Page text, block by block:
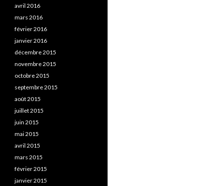
avril 2016
mars 2016
février 2016
janvier 2016
décembre 2015
novembre 2015
octobre 2015
septembre 2015
août 2015
juillet 2015
juin 2015
mai 2015
avril 2015
mars 2015
février 2015
janvier 2015